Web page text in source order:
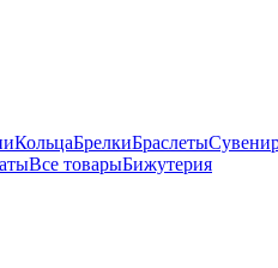
КольцаБрелкиБраслеты
Все товарыБижутерия